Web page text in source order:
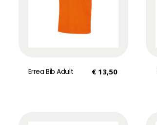
Errea Bib Adult € 13,50